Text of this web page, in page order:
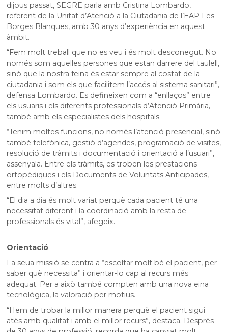
dijous passat, SEGRE parla amb Cristina Lombardo,
referent de la Unitat d’Atenció a la Ciutadania de l’EAP Les
Borges Blanques, amb 30 anys d’experiència en aquest
àmbit.
“Fem molt treball que no es veu i és molt desconegut. No
només som aquelles persones que estan darrere del taulell,
sinó que la nostra feina és estar sempre al costat de la
ciutadania i som els que facilitem l’accés al sistema sanitari”,
defensa Lombardo. Es defineixen com a “enllaços” entre
els usuaris i els diferents professionals d’Atenció Primària,
també amb els especialistes dels hospitals.
“Tenim moltes funcions, no només l’atenció presencial, sinó
també telefònica, gestió d’agendes, programació de visites,
resolució de tràmits i documentació i orientació a l’usuari”,
assenyala. Entre els tràmits, es troben les prestacions
ortopèdiques i els Documents de Voluntats Anticipades,
entre molts d’altres.
“El dia a dia és molt variat perquè cada pacient té una
necessitat diferent i la coordinació amb la resta de
professionals és vital”, afegeix.
Orientació
La seua missió se centra a “escoltar molt bé el pacient, per
saber què necessita” i orientar-lo cap al recurs més
adequat. Per a això també compten amb una nova eina
tecnològica, la valoració per motius.
“Hem de trobar la millor manera perquè el pacient sigui
atès amb qualitat i amb el millor recurs”, destaca. Després